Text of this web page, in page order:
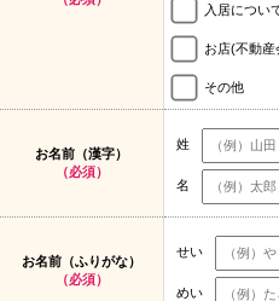
入居につい
お店(不動
その他
お名前（漢字）
（必須）
姓
名
お名前（ふりがな）
（必須）
せい
めい